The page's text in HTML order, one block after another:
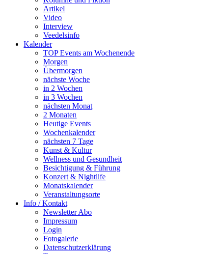
Artikel
Video
Interview
Veedelsinfo
Kalender
TOP Events am Wochenende
Morgen
Übermorgen
nächste Woche
in 2 Wochen
in 3 Wochen
nächsten Monat
2 Monaten
Heutige Events
Wochenkalender
nächsten 7 Tage
Kunst & Kultur
Wellness und Gesundheit
Besichtigung & Führung
Konzert & Nightlife
Monatskalender
Veranstaltungsorte
Info / Kontakt
Newsletter Abo
Impressum
Login
Fotogalerie
Datenschutzerklärung